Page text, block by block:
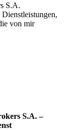
S.A.
von mir
S.A. –